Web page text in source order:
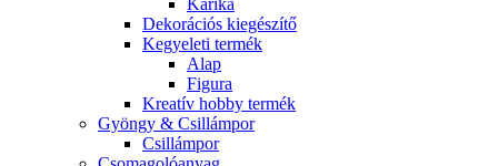
Karika
Dekorációs kiegészítő
Kegyeleti termék
Alap
Figura
Kreatív hobby termék
Gyöngy & Csillámpor
Csillámpor